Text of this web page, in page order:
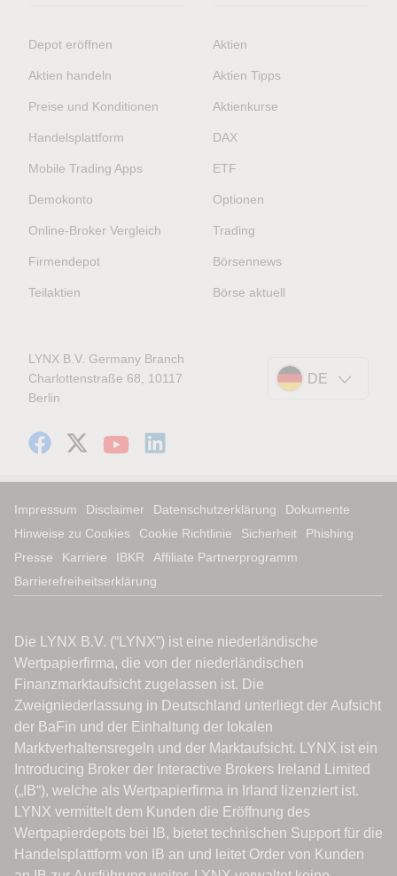
Depot eröffnen
Aktien handeln
Preise und Konditionen
Handelsplattform
Mobile Trading Apps
Demokonto
Online-Broker Vergleich
Firmendepot
Teilaktien
Aktien
Aktien Tipps
Aktienkurse
DAX
ETF
Optionen
Trading
Börsennews
Börse aktuell
LYNX B.V. Germany Branch
Charlottenstraße 68, 10117
Berlin
DE
Impressum Disclaimer Datenschutzerklärung
Dokumente
Hinweise zu Cookies
Cookie Richtlinie Sicherheit
Phishing
Presse
Karriere IBKR
Affiliate Partnerprogramm
Barrierefreiheitserklärung